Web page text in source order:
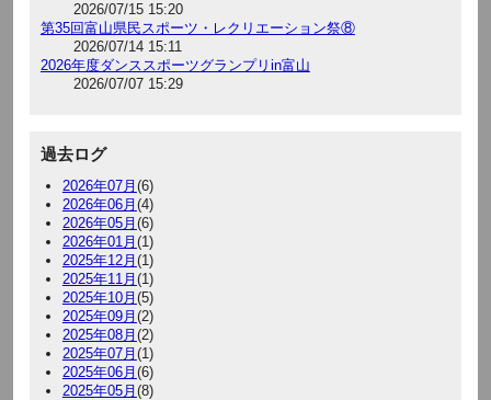
2026/07/15 15:20
第35回富山県民スポーツ・レクリエーション祭⑧
2026/07/14 15:11
2026年度ダンススポーツグランプリin富山
2026/07/07 15:29
過去ログ
2026年07月 (6)
2026年06月 (4)
2026年05月 (6)
2026年01月 (1)
2025年12月 (1)
2025年11月 (1)
2025年10月 (5)
2025年09月 (2)
2025年08月 (2)
2025年07月 (1)
2025年06月 (6)
2025年05月 (8)